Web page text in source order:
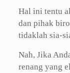
Hal ini tentu
dan pihak
tidaklah sia-
Nah, Jika
renang yang